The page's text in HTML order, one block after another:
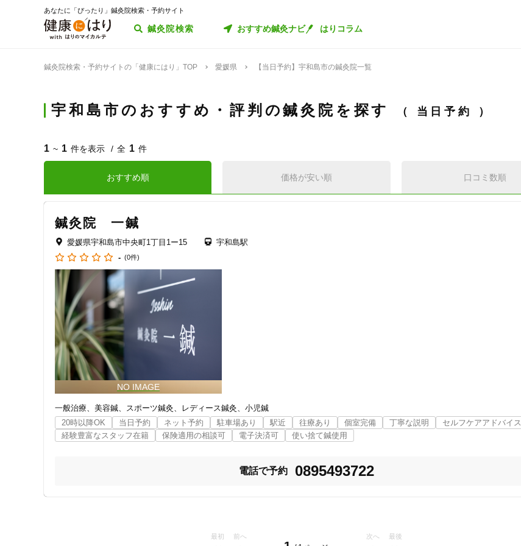
あなたに「ぴったり」鍼灸院検索・予約サイト
鍼灸院検索 おすすめ鍼灸ナビ はりコラム
鍼灸院検索・予約サイトの「健康にはり」TOP 愛媛県 【当日予約】宇和島市の鍼灸院一覧
宇和島市のおすすめ・評判の鍼灸院を探す 当日予約
1 ~ 1 件を表示 全 1 件
おすすめ順 価格が安い順 口コミ数順
鍼灸院 一鍼
愛媛県宇和島市中央町1丁目1ー15
宇和島駅
- (0件)
一般治療 美容鍼 スポーツ鍼灸 レディース鍼灸
小児鍼
20時以降OK
当日予約 ネット予約 駐車場あり 駅近 往療あり 個室完備 丁寧な説明
セルフケアアドバイス
経験豊富なスタッフ在籍
保険適用の相談可 電子決済可 使い捨て鍼使用
電話で予約 0895493722
最初 前へ 次へ 最後